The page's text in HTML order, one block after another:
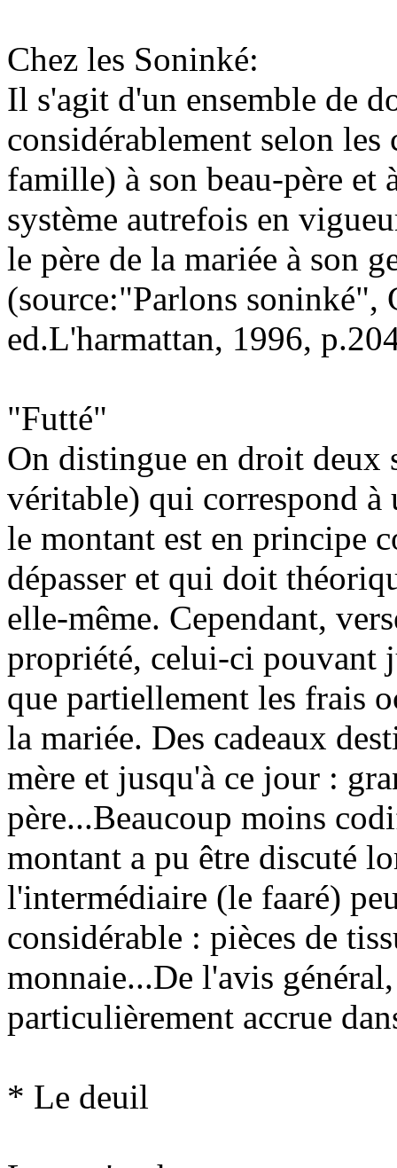
Chez les Soninké:
Il s'agit d'un ensemble de
considérablement selon les
famille) à son beau-père
système autrefois en
le père de la mariée à son
(source:"Parlons
ed.L'harmattan, 1996,
"Futté"
On distingue en droit deux
véritable) qui correspond
le montant est en principe
dépasser et qui doit
elle-même. Cependant,
propriété, celui-ci pouvant
que partiellement les frais
la mariée. Des cadeaux
mère et jusqu'à ce jour :
père...Beaucoup moins
montant a pu être discuté
l'intermédiaire (le faaré)
considérable : pièces de
monnaie...De l'avis
particulièrement accrue
* Le deuil